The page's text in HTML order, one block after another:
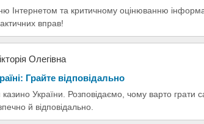
Інтернетом та критичному оцінюванню
вправ!
Олегівна
Грайте відповідально
України. Розповідаємо, чому варто грати
й відповідально.